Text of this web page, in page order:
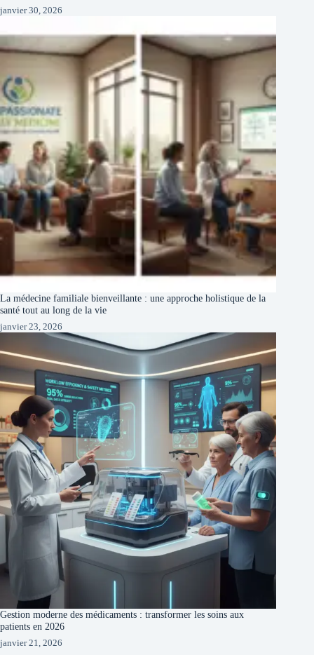
janvier 30, 2026
La médecine familiale bienveillante : une approche holistique de la
santé tout au long de la vie
janvier 23, 2026
Gestion moderne des médicaments : transformer les soins aux
patients en 2026
janvier 21, 2026